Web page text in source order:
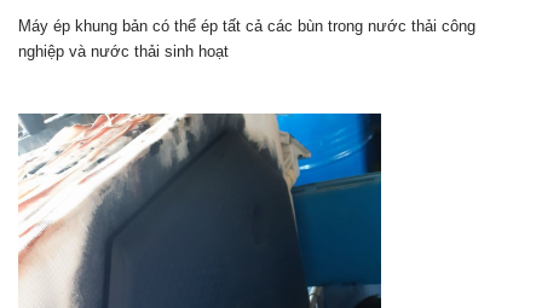
Máy ép khung bản có thể ép tất cả các bùn trong nước thải công
nghiệp và nước thải sinh hoạt